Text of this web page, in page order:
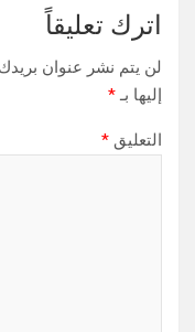
اترك تعليقاً
لن يتم نشر عنوان بريدك
إليها بـ*
التعليق *